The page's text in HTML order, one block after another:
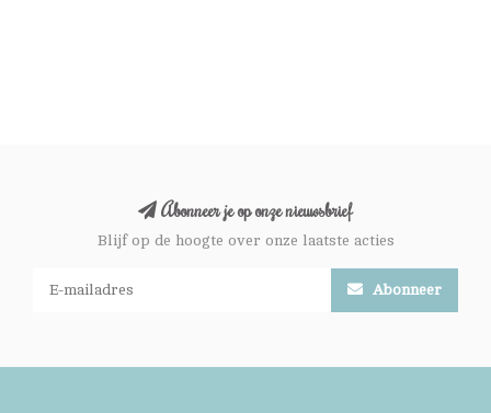
Abonneer je op onze nieuwsbrief
Blijf op de hoogte over onze laatste acties
Abonneer